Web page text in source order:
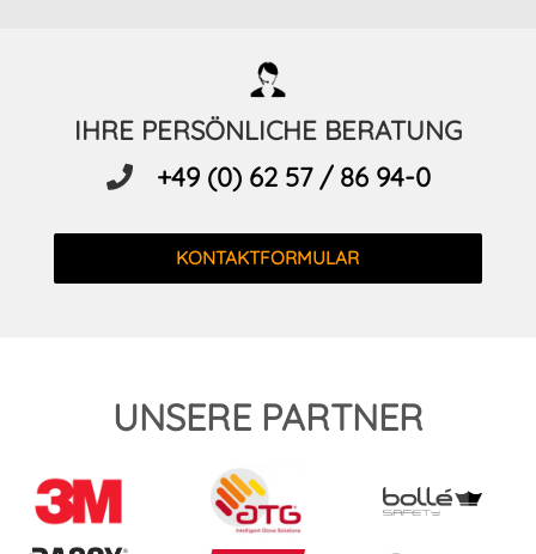
IHRE PERSÖNLICHE BERATUNG
+49 (0) 62 57 / 86 94-0
KONTAKTFORMULAR
UNSERE PARTNER